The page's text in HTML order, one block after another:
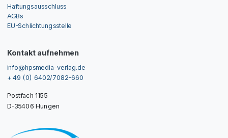
Haftungsausschluss
AGBs
EU-Schlichtungsstelle
Kontakt aufnehmen
info@hpsmedia-verlag.de
+ 49 (0) 6402/7082-660
Postfach 1155
D-35406 Hungen